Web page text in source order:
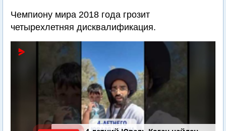
Чемпиону мира 2018 года грозит
четырехлетняя дисквалификация.